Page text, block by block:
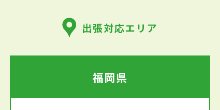
出張対応エリア
福岡県